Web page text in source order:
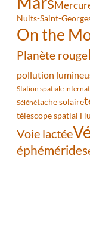
Nuits-Saint-
On the
Planète rouge
pollution
Station spatiale
Sélénétache solaire
télescope spatial
Voie lactée
éphémérides